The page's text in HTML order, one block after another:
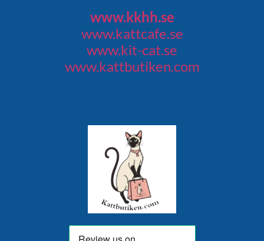
www.kkhh.se
www.kattcafe.se
www.kit-cat.se
www.kattbutiken.com